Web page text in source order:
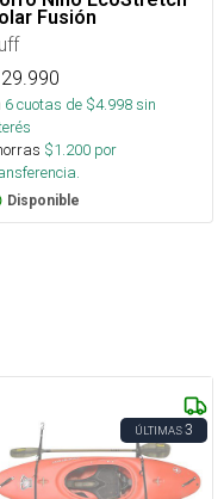
Fusión
29.990
6cuotas de $4.998sin
$1.200 por
Disponible
ÚLTIMAS3